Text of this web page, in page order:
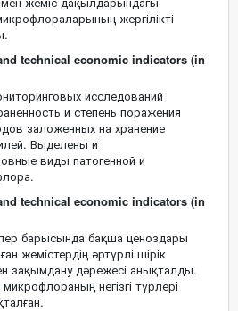
жергілікті
technical economic indicators (in
исследований
и степень поражения
заложенных на хранение
Выделены и
виды патогенной и
technical economic indicators (in
барысында бақша ценоздары
жемістердің әртүрлі шірік
зақымдану дәрежесі анықталды.
негізгі түрлері